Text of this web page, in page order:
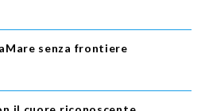
senza frontiere